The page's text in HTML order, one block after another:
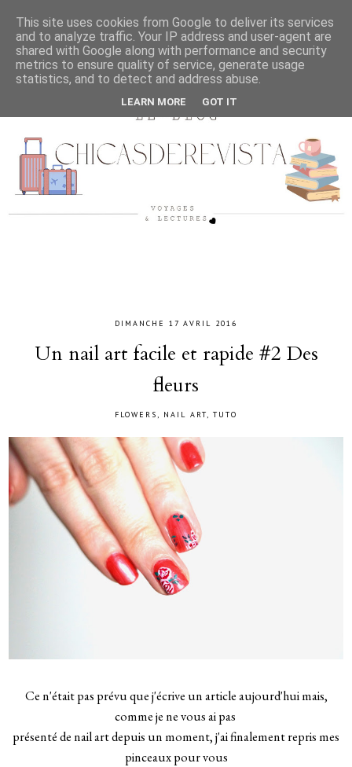
DIMANCHE 17 AVRIL 2016
Un nail art facile et rapide #2 Des
fleurs
FLOWERS, NAIL ART, TUTO
Ce n'était pas prévu que j'écrive un article aujourd'hui mais,
comme je ne vous ai pas
présenté de nail art depuis un moment, j'ai finalement repris mes
pinceaux pour vous
This site uses cookies from Google to deliver its services
and to analyze traffic. Your IP address and user-agent are
shared with Google along with performance and security
metrics to ensure quality of service, generate usage
statistics, and to detect and address abuse.
LEARN MORE GOT IT